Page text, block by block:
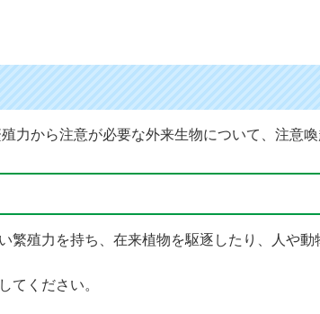
力から注意が必要な外来生物について、注意喚
繁殖力を持ち、在来植物を駆逐したり、人や動
てください。